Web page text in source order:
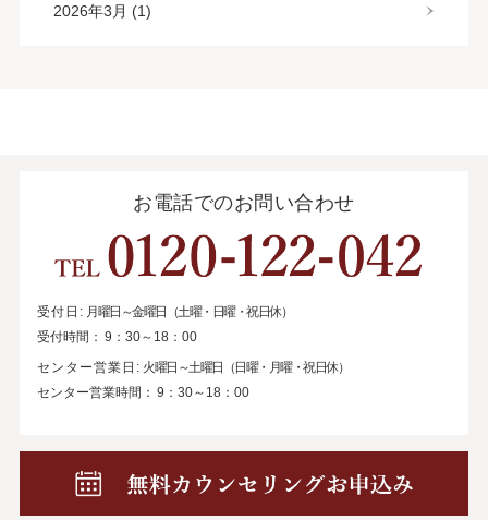
2026年3月 (1)
お電話でのお問い合わせ
受付日: 月曜日～金曜日（土曜・日曜・祝日休）
受付時間： 9：30～18：00
センター営業日: 火曜日～土曜日（日曜・月曜・祝日休）
センター営業時間： 9：30～18：00